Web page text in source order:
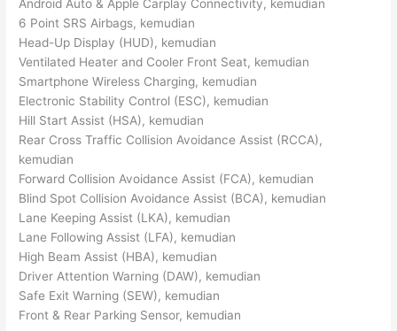
Android Auto & Apple Carplay Connectivity, kemudian
6 Point SRS Airbags, kemudian
Head-Up Display (HUD), kemudian
Ventilated Heater and Cooler Front Seat, kemudian
Smartphone Wireless Charging, kemudian
Electronic Stability Control (ESC), kemudian
Hill Start Assist (HSA), kemudian
Rear Cross Traffic Collision Avoidance Assist (RCCA),
kemudian
Forward Collision Avoidance Assist (FCA), kemudian
Blind Spot Collision Avoidance Assist (BCA), kemudian
Lane Keeping Assist (LKA), kemudian
Lane Following Assist (LFA), kemudian
High Beam Assist (HBA), kemudian
Driver Attention Warning (DAW), kemudian
Safe Exit Warning (SEW), kemudian
Front & Rear Parking Sensor, kemudian